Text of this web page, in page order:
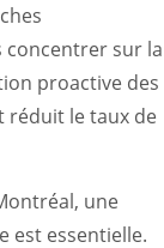
sur la
proactive des
réduit le taux de
une
est essentielle.